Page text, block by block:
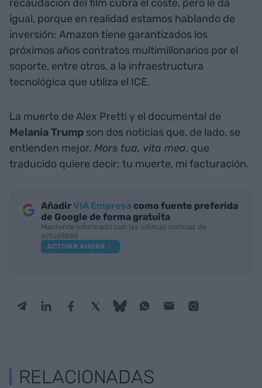
recaudación del film cubra el coste, pero le da
igual, porque en realidad estamos hablando de
inversión: Amazon tiene garantizados los
próximos años contratos multimillonarios por el
soporte, entre otros, a la infraestructura
tecnológica que utiliza el ICE.
La muerte de Alex Pretti y el documental de
Melania Trump son dos noticias que, de lado, se
entienden mejor. Mors tua, vita mea, que
traducido quiere decir: tu muerte, mi facturación.
AñadirVIA Empresa como fuente preferida
de Google de forma gratuita
Mantente informado con las últimas noticias de
actualidad
ACTIVAR AHORA
RELACIONADAS